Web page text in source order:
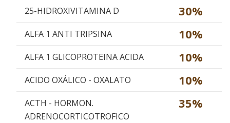
25-HIDROXIVITAMINA D 30%
ALFA 1 ANTI TRIPSINA 10%
ALFA 1 GLICOPROTEINA ACIDA 10%
ACIDO OXÁLICO - OXALATO 10%
ACTH - HORMON.
ADRENOCORTICOTROFICO
35%